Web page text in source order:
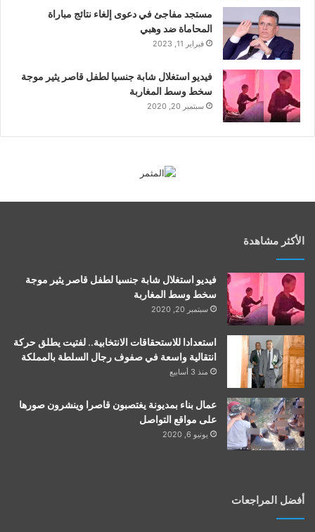
مستجد مفاجئ في دعوى إلغاء نتائج مباراة
المحاماة ضد وهبي
فبراير 11, 2023
فيديو استغلال شابة جنسيا لطفل قاصر يثير موجة
سخط وسط المغاربة
سبتمبر 20, 2020
الأكثر مشاهدة
فيديو استغلال شابة جنسيا لطفل قاصر يثير موجة
سخط وسط المغاربة
سبتمبر 20, 2020
استعدادا للاستحقاقات الانتخابية.. لفتيت يطلق حركة
انتقالية واسعة في صفوف رجال السلطة بالمملكة
منذ 3 أسابيع
عمال بناء بمديونة يغتصبون قاصرا وينشرون صورها
على مواقع التواصل
يونيو 6, 2020
أفضل المراجعات